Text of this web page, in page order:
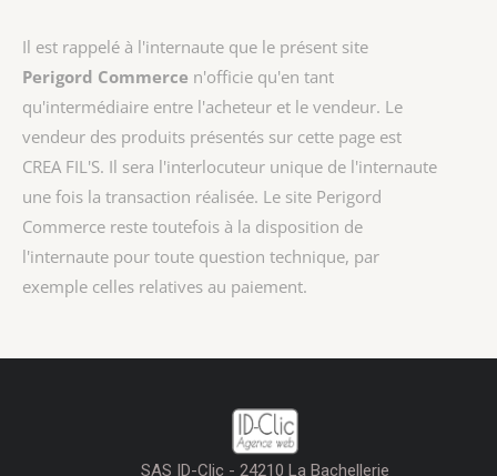
Il est rappelé à l'internaute que le présent site
Perigord Commerce n'officie qu'en tant
qu'intermédiaire entre l'acheteur et le vendeur. Le
vendeur des produits présentés sur cette page est
CREA FIL'S. Il sera l'interlocuteur unique de l'internaute
une fois la transaction réalisée. Le site Perigord
Commerce reste toutefois à la disposition de
l'internaute pour toute question technique, par
exemple celles relatives au paiement.
SAS ID-Clic - 24210 La Bachellerie